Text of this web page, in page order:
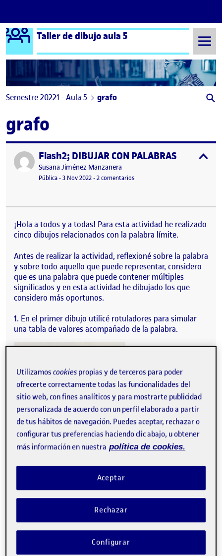
Saltar al contenido
Logo Ágora
Taller de dibujo aula 5
Semestre 20221 - Aula 5 grafo
grafo
Publicado porFlash2; DIBUJAR CON PALABRAS
Publicado por
Susana Jiménez Manzanera
Visibilidad:
Pública-Fecha de publicación
3 Nov 2022-2 comentariosen Flash2; DIBUJAR CON
¡Hola a todos y a todas! Para esta actividad he realizado
cinco dibujos relacionados con la palabra límite.
Antes de realizar la actividad, reflexioné sobre la palabra
y sobre todo aquello que puede representar, considero
que es una palabra que puede contener múltiples
significados y en esta actividad he dibujado los que
considero más oportunos.
En el primer dibujo utilicé rotuladores para simular
una tabla de valores acompañado de la palabra.
Utilizamoscookies propias y de terceros para poder
ofrecerte correctamente todas las funcionalidades del
sitio web, con fines analíticos y para mostrarte publicidad
personalizada de acuerdo con un perfil elaborado a partir
de tus hábitos de navegación. Puedes aceptar, rechazar o
configurar tus preferencias haciendo clic abajo, u obtener
más información en nuestra política de cookies.
Rechazar
Aceptar
Configurar